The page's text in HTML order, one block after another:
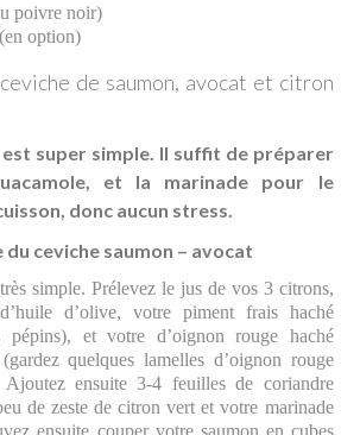
poivre noir)
option)
de saumon, avocat et citron
super simple. Il suffit de préparer
et la marinade pour le
donc aucun stress.
du ceviche saumon – avocat
simple. Prélevez le jus de vos 3 citrons,
d’olive, votre piment frais haché
pépins), et votre d’oignon rouge haché
quelques lamelles d’oignon rouge
Ajoutez ensuite 3-4 feuilles de coriandre
de zeste de citron vert et votre marinade
ensuite couper votre saumon en cubes